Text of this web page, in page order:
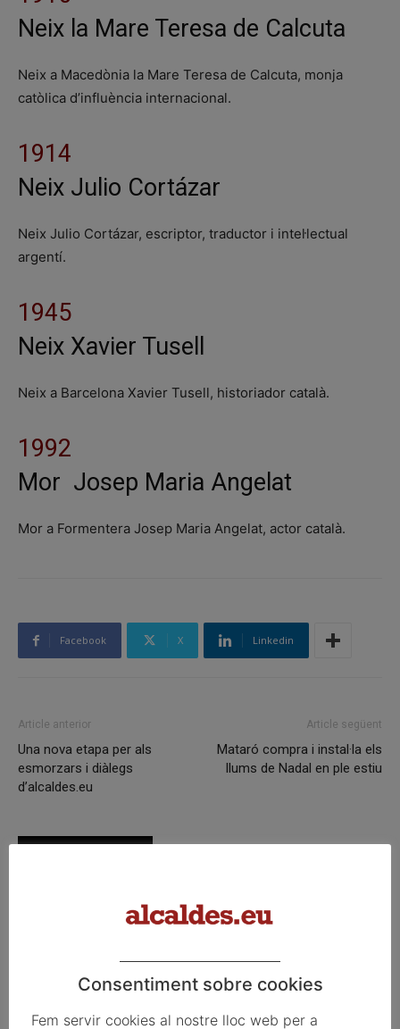
Neix la Mare Teresa de Calcuta
Neix a Macedònia la Mare Teresa de Calcuta, monja
catòlica d’influència internacional.
1914
Neix Julio Cortázar
Neix Julio Cortázar, escriptor, traductor i intel·lectual
argentí.
1945
Neix Xavier Tusell
Neix a Barcelona Xavier Tusell, historiador català.
1992
Mor Josep Maria Angelat
Mor a Formentera Josep Maria Angelat, actor català.
Facebook X Linkedin
Article anterior
Una nova etapa per als
esmorzars i diàlegs
d’alcaldes.eu
Article següent
Mataró compra i instal·la els
llums de Nadal en ple estiu
Articles relacionats
8 d’agost del 2026
Consentiment sobre cookies
Fem servir cookies al nostre lloc web per a